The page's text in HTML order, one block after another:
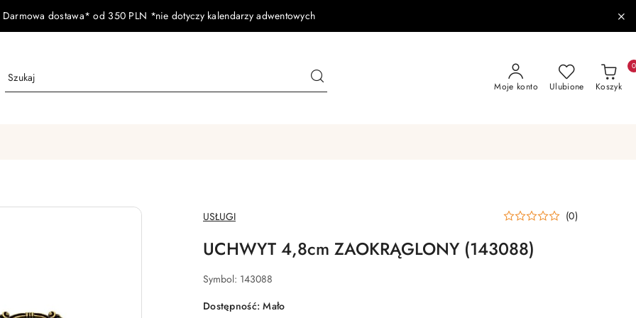
Darmowa dostawa* od 350 PLN *nie dotyczy kalendarzy adwentowych
Moje konto Ulubione Koszyk
0
NAZWA
PRODUCENTA:
USŁUGI (0)
UCHWYT 4,8cm ZAOKRĄGLONY (143088)
Symbol: 143088
Dostępność:Mało